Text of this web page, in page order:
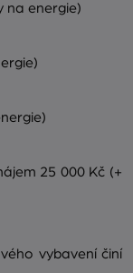
na energie)
25 000 Kč (+
vybavení činí